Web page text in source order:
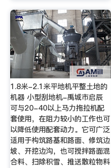
1.8米-2.1米平地机平整土地的
机器 小型刮地机-禹城市启辰
可与20-40以上马力拖拉机配
套使用，在阻力较小的工作也可
以降低使用配套动力。它可广泛
适用于构筑路基和路面、修筑边
坡、开挖边沟，也可搅拌路面混
合料、扫除积雪、推送散粒物料